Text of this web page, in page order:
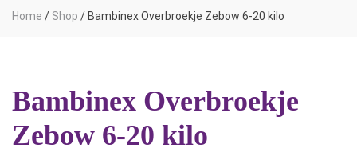
Onze merken
Hoe begin ik?
Home / Shop / Bambinex Overbroekje Zebow 6-20 kilo
Bambinex Overbroekje
Zebow 6-20 kilo